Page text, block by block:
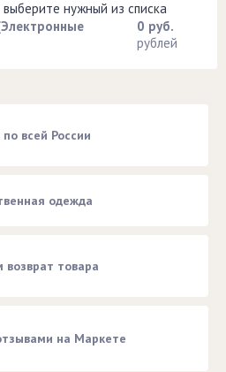
нужный из списка
0 руб.
рублей
всей России
одежда
возврат товара
на Маркете